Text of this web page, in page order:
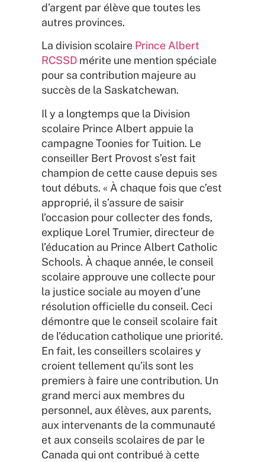
d’argent par élève que toutes les
autres provinces.
La division scolaire Prince Albert
RCSSD mérite une mention spéciale
pour sa contribution majeure au
succès de la Saskatchewan.
Il y a longtemps que la Division
scolaire Prince Albert appuie la
campagne Toonies for Tuition. Le
conseiller Bert Provost s’est fait
champion de cette cause depuis ses
tout débuts. « À chaque fois que c’est
approprié, il s’assure de saisir
l’occasion pour collecter des fonds,
explique Lorel Trumier, directeur de
l’éducation au Prince Albert Catholic
Schools. À chaque année, le conseil
scolaire approuve une collecte pour
la justice sociale au moyen d’une
résolution officielle du conseil. Ceci
démontre que le conseil scolaire fait
de l’éducation catholique une priorité.
En fait, les conseillers scolaires y
croient tellement qu’ils sont les
premiers à faire une contribution. Un
grand merci aux membres du
personnel, aux élèves, aux parents,
aux intervenants de la communauté
et aux conseils scolaires de par le
Canada qui ont contribué à cette